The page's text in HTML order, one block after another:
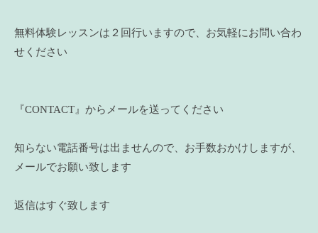
無料体験レッスンは２回行いますので、お気軽にお問い合わ
せください
『CONTACT』からメールを送ってください
知らない電話番号は出ませんので、お手数おかけしますが、
メールでお願い致します
返信はすぐ致します